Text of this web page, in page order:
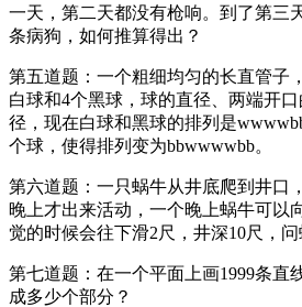
一天，第二天都没有枪响。到了第三
条病狗，如何推算得出？
第五道题：一个粗细均匀的长直管子
白球和4个黑球，球的直径、两端开
径，现在白球和黑球的排列是
个球，使得排列变为bbwwwwbb。
第六道题：一只蜗牛从井底爬到井口
晚上才出来活动，一个晚上蜗牛可以
觉的时候会往下滑2尺，井深10尺，
第七道题：在一个平面上画1999条直
成多少个部分？